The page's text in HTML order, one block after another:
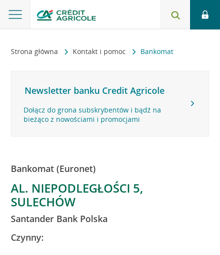
Strona główna Kontakt i pomoc Bankomat
Newsletter banku Credit Agricole
Dołącz do grona subskrybentów i bądź na
bieżąco z nowościami i promocjami
Bankomat (Euronet)
AL. NIEPODLEGŁOŚCI 5,
SULECHÓW
Santander Bank Polska
Czynny: